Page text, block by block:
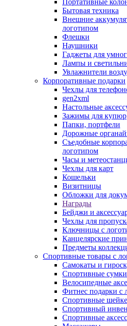
Портативные
Бытовая техника
Внешние
логотипом
Флешки
Наушники
Гаджеты для
Лампы и
Увлажнители
Корпоративные подарки
Чехлы для
gen2xml
Настольные
Зажимы для купюр
Папки, портфели
Дорожные
Съедобные
логотипом
Часы и
Чехлы для карт
Кошельки
Визитницы
Обложки для
Награды
Бейджи и
Чехлы для
Ключницы с
Канцелярские
Предметы
Спортивные товары с
Самокаты и
Спортивные
Велосипедные
Фитнес подарки с
Спортивные
Спортивный
Спортивные